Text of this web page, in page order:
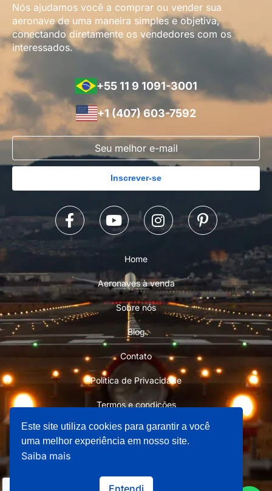
Nós ajudamos você a comprar ou vender sua
aeronave de uma maneira simples e objetiva,
conectando diretamente os vendedores com os
interessados.
+55 11 9 1091-3001
+1 (407) 603-7592
Inscrever-se
Home
Aeronaves à venda
Sobre nós
Blog
Contato
Política de Privacidade
Termos e condições
Copyright © 2026 Aviation Store 101 - Todos os direitos
reservados
Este site utiliza cookies para garantir a você
uma melhor experiência em nosso site.
Saiba mais